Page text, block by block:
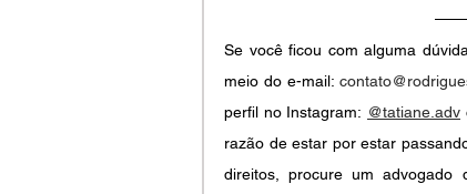
Se você ficou com alguma
meio do e-mail:
perfil no Instagram: @tatiane.adv
razão de estar por estar
direitos, procure um